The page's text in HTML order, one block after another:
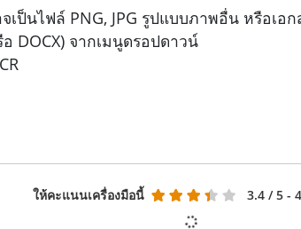
นไฟล์ PNG, JPG รูปแบบภาพอื่น หรือเอก
DOCX) จากเมนูดรอปดาวน์
ให้คะแนนเครื่องมือนี้ 3.4 / 5 -